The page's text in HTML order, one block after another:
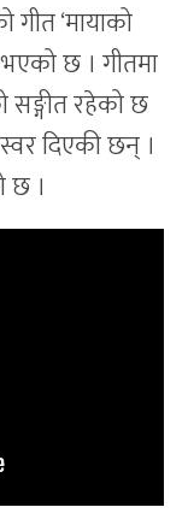
गीत ‘मायाको
छ । गीतमा
सङ्गीत रहेको छ
दिएकी छन् ।
छ ।